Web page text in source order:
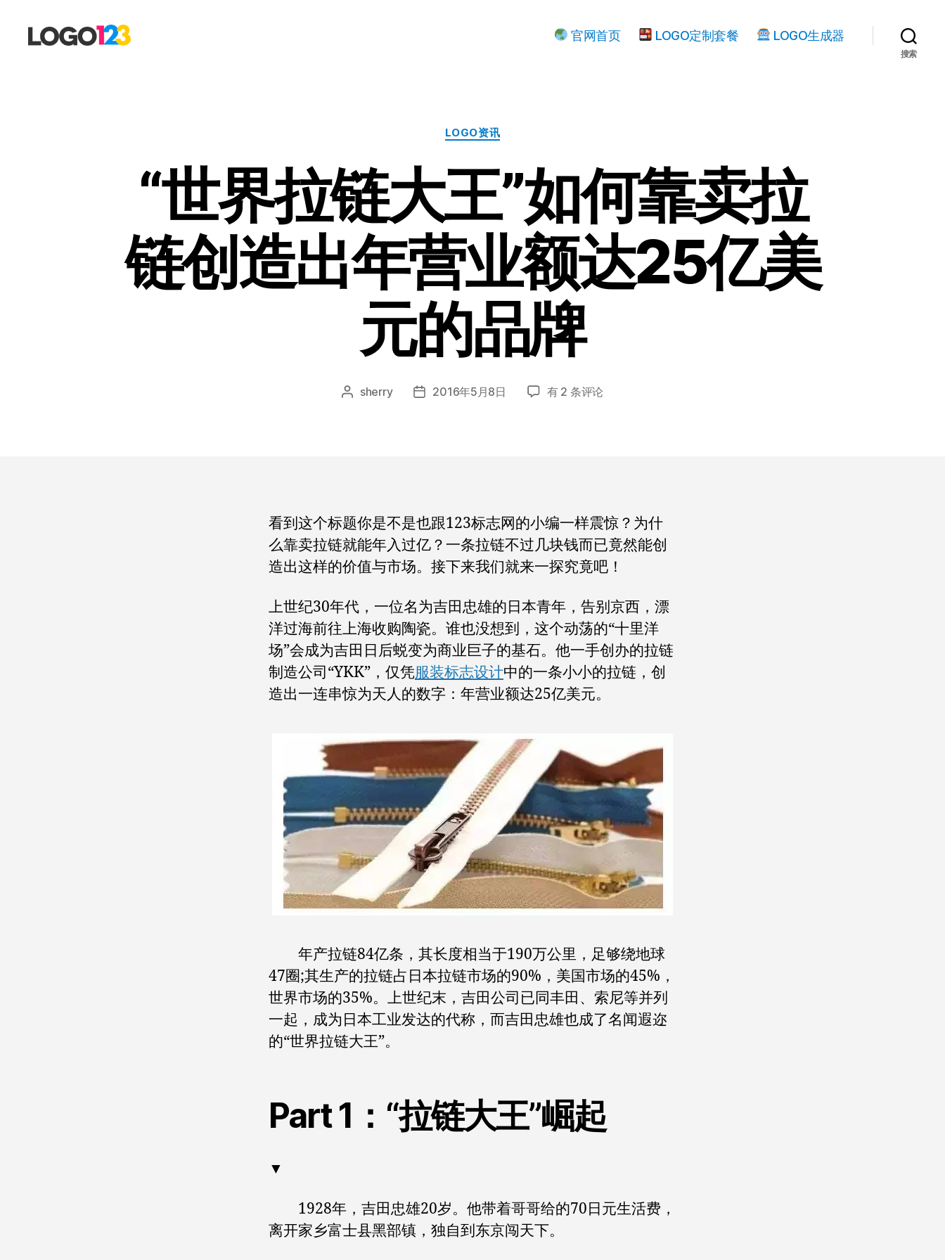
官网首页 LOGO定制套餐 LOGO生成器
搜索
分
类
LOGO资讯
“世界拉链大王”如何靠卖拉
链创造出年营业额达25亿美
元的品牌
文 sherry
发 2016年5月8日
“世
靠
卖
拉
链
造
出
业
额
美
元
品
牌
有 2 条评论
看到这个标题你是不是也跟123标志网的小编一样震惊？为什
么靠卖拉链就能年入过亿？一条拉链不过几块钱而已竟然能创
造出这样的价值与市场。接下来我们就来一探究竟吧！
上世纪30年代，一位名为吉田忠雄的日本青年，告别京西，漂
洋过海前往上海收购陶瓷。谁也没想到，这个动荡的“十里洋
场”会成为吉田日后蜕变为商业巨子的基石。他一手创办的拉链
制造公司“YKK”，仅凭服装标志设计中的一条小小的拉链，创
造出一连串惊为天人的数字：年营业额达25亿美元。
年产拉链84亿条，其长度相当于190万公里，足够绕地球
47圈;其生产的拉链占日本拉链市场的90%，美国市场的45%，
世界市场的35%。上世纪末，吉田公司已同丰田、索尼等并列
一起，成为日本工业发达的代称，而吉田忠雄也成了名闻遐迩
的“世界拉链大王”。
Part 1：“拉链大王”崛起
▼
1928年，吉田忠雄20岁。他带着哥哥给的70日元生活费，
离开家乡富士县黑部镇，独自到东京闯天下。